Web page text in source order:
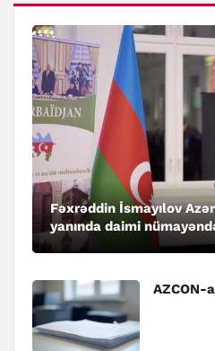
Fəxrəddin İsmayılov
yanında daimi
AZCON-